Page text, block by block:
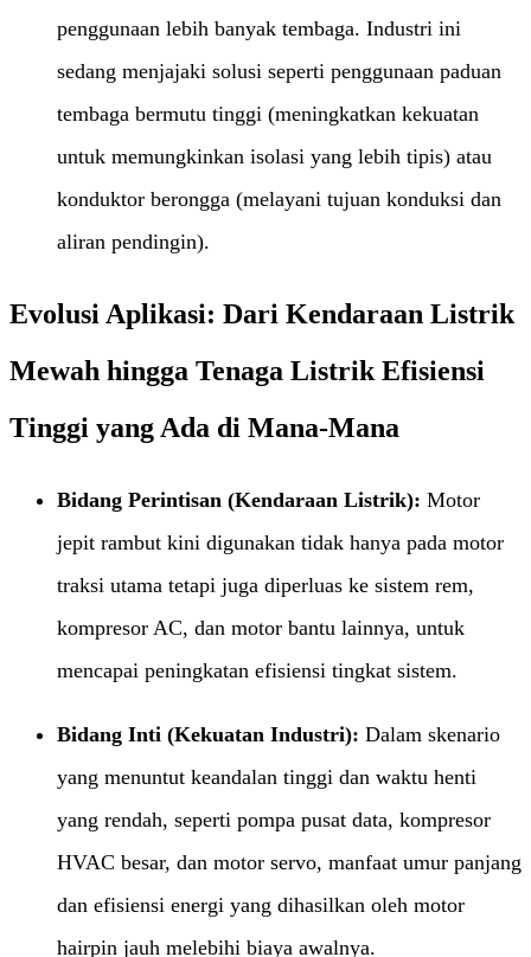
penggunaan lebih banyak tembaga. Industri ini
sedang menjajaki solusi seperti penggunaan paduan
tembaga bermutu tinggi (meningkatkan kekuatan
untuk memungkinkan isolasi yang lebih tipis) atau
konduktor berongga (melayani tujuan konduksi dan
aliran pendingin).
Evolusi Aplikasi: Dari Kendaraan Listrik
Mewah hingga Tenaga Listrik Efisiensi
Tinggi yang Ada di Mana-Mana
Bidang Perintisan (Kendaraan Listrik):​ ​ Motor
jepit rambut kini digunakan tidak hanya pada motor
traksi utama tetapi juga diperluas ke sistem rem,
kompresor AC, dan motor bantu lainnya, untuk
mencapai peningkatan efisiensi tingkat sistem.
Bidang Inti (Kekuatan Industri):​ ​ Dalam skenario
yang menuntut keandalan tinggi dan waktu henti
yang rendah, seperti pompa pusat data, kompresor
HVAC besar, dan motor servo, manfaat umur panjang
dan efisiensi energi yang dihasilkan oleh motor
hairpin jauh melebihi biaya awalnya.